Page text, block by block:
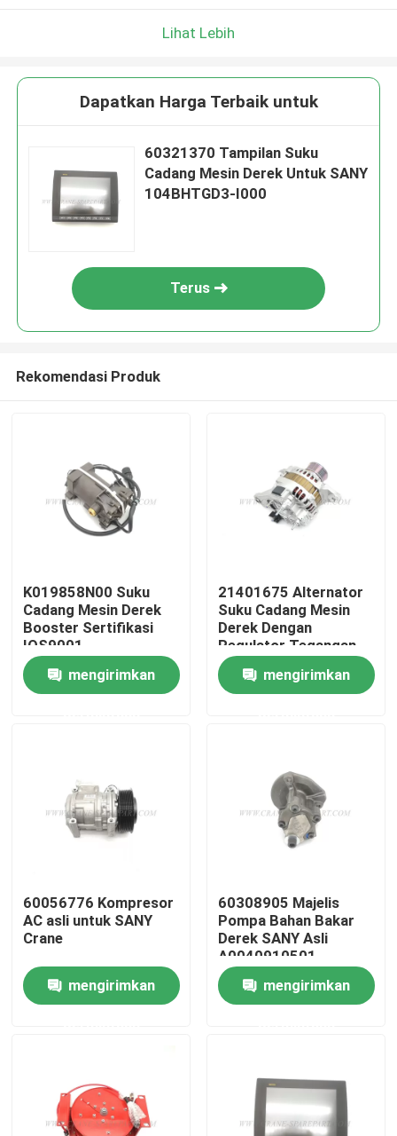
Rumah
Produk
Wisata pabrik
Kontrol kualitas
Hubungi kami
Suku Cadang Listrik Derek
Lihat Lebih
Dapatkan Harga Terbaik untuk
60321370 Tampilan Suku
Cadang Mesin Derek Untuk SANY
104BHTGD3-I000
Terus
Rekomendasi Produk
K019858N00 Suku
Cadang Mesin Derek
Booster Sertifikasi
IOS9001
mengirimkan
21401675 Alternator
Suku Cadang Mesin
Derek Dengan
Regulator Tegangan
Bawaan
mengirimkan
60056776 Kompresor
AC asli untuk SANY
Crane
mengirimkan
60308905 Majelis
Pompa Bahan Bakar
Derek SANY Asli
A0040910501
mengirimkan